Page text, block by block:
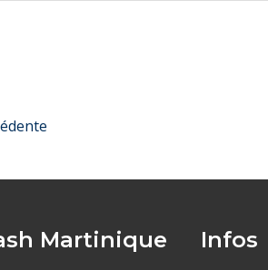
Martinique Infos